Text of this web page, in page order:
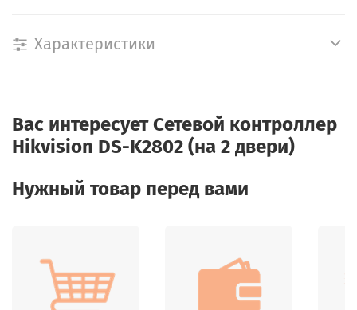
Характеристики
Вас интересуетСетевой контроллер
Hikvision DS-K2802 (на 2 двери)
Нужный товар перед вами